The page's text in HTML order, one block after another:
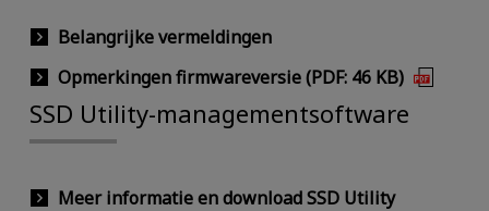
Belangrijke vermeldingen
Opmerkingen firmwareversie (PDF: 46 KB)
SSD Utility-managementsoftware
Meer informatie en download SSD Utility